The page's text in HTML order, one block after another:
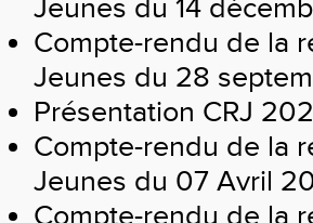
Jeunes du 14
Compte-rendu de la
Jeunes du 28
Présentation CRJ
Compte-rendu de la
Jeunes du 07 Avril